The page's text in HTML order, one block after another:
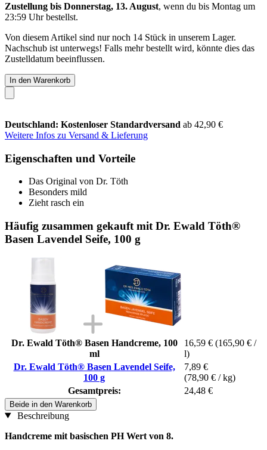
Zustellung bis Donnerstag, 13. August, wenn du bis Montag um
23:59 Uhrbestellst.
Von diesem Artikel sind nur noch 14 Stück in unserem Lager.
Nachschub ist unterwegs! Falls mehr bestellt wird, könnte dies das
Zustelldatum beeinflussen.
In den Warenkorb
Deutschland: Kostenloser Standardversand ab 42,90 €
Weitere Infos zu Versand & Lieferung
Eigenschaften und Vorteile
Das Original von Dr. Töth
Besonders mild
Zieht rasch ein
Häufig zusammen gekauft mit Dr. Ewald Töth®
Basen Lavendel Seife, 100 g
Dr. Ewald Töth® Basen Handcreme, 100
ml
16,59 € (165,90 € /
l)
Dr. Ewald Töth® Basen Lavendel Seife,
100 g
7,89 €
(78,90 € / kg)
Gesamtpreis:
24,48 €
Beide in den Warenkorb
Beschreibung
Handcreme mit basischen PH Wert von 8.